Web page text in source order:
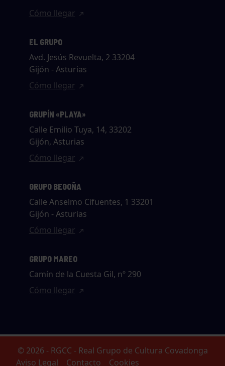
Cómo llegar
EL GRUPO
Avd. Jesús Revuelta, 2 33204
Gijón - Asturias
Cómo llegar
GRUPÍN «PLAYA»
Calle Emilio Tuya, 14, 33202
Gijón, Asturias
Cómo llegar
GRUPO BEGOÑA
Calle Anselmo Cifuentes, 1 33201
Gijón - Asturias
Cómo llegar
GRUPO MAREO
Camín de la Cuesta Gil, nº 290
Cómo llegar
© 2026 - RGCC - Real Grupo de Cultura Covadonga
Aviso Legal
Contacto Cookies